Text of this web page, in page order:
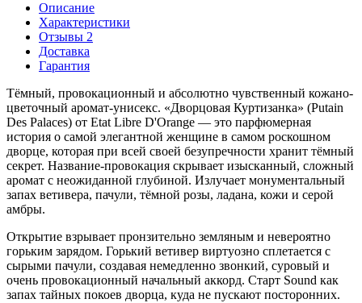
Описание
Характеристики
Отзывы 2
Доставка
Гарантия
Тёмный, провокационный и абсолютно чувственный кожано-
цветочный аромат-унисекс. «Дворцовая Куртизанка» (Putain
Des Palaces) от Etat Libre D'Orange — это парфюмерная
история о самой элегантной женщине в самом роскошном
дворце, которая при всей своей безупречности хранит тёмный
секрет. Название-провокация скрывает изысканный, сложный
аромат с неожиданной глубиной. Излучает монументальный
запах ветивера, пачули, тёмной розы, ладана, кожи и серой
амбры.
Открытие взрывает пронзительно земляным и невероятно
горьким зарядом. Горький ветивер виртуозно сплетается с
сырыми пачули, создавая немедленно звонкий, суровый и
очень провокационный начальный аккорд. Старт Sound как
запах тайных покоев дворца, куда не пускают посторонних.